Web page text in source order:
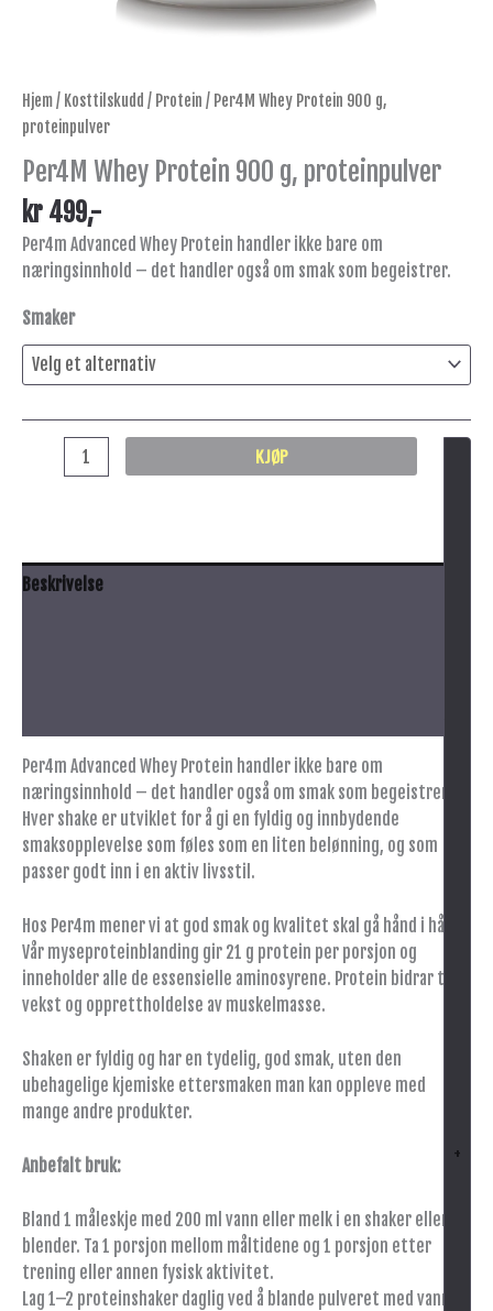
Hjem/ Kosttilskudd / Protein / Per4M Whey Protein 900 g,
proteinpulver
Per4M Whey Protein 900 g, proteinpulver
kr 499,-
Per4m Advanced Whey Protein handler ikke bare om
næringsinnhold – det handler også om smak som begeistrer.
Smaker
+
KJØP
Beskrivelse
Per4m Advanced Whey Protein handler ikke bare om
næringsinnhold – det handler også om smak som begeistrer.
Hver shake er utviklet for å gi en fyldig og innbydende
smaksopplevelse som føles som en liten belønning, og som
passer godt inn i en aktiv livsstil.
Hos Per4m mener vi at god smak og kvalitet skal gå hånd i hånd.
Vår myseproteinblanding gir 21 g protein per porsjon og
inneholder alle de essensielle aminosyrene. Protein bidrar til
vekst og opprettholdelse av muskelmasse.
Shaken er fyldig og har en tydelig, god smak, uten den
ubehagelige kjemiske ettersmaken man kan oppleve med
mange andre produkter.
Anbefalt bruk:
Bland 1 måleskje med 200 ml vann eller melk i en shaker eller
blender. Ta 1 porsjon mellom måltidene og 1 porsjon etter
trening eller annen fysisk aktivitet.
Lag 1–2 proteinshaker daglig ved å blande pulveret med vann